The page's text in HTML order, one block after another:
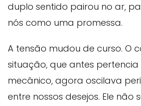
duplo sentido pairou no ar,
nós como uma promessa.
A tensão mudou de curso. O
situação, que antes
mecânico, agora oscilava
entre nossos desejos. Ele não